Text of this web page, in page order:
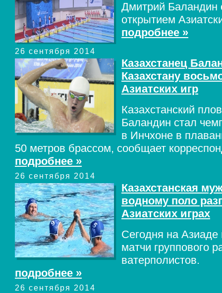
Дмитрий Баландин
открытием
подробнее »
26 сентября 2014
Казахстанец
Казахстану
Азиатских игр
Казахстанский
Баландин стал
в Инчхоне в
50 метров брассом, сообщает
подробнее »
26 сентября 2014
Казахстанская
водному поло
Азиатских играх
Сегодня на Азиаде
матчи группового
ватерполистов.
подробнее »
26 сентября 2014